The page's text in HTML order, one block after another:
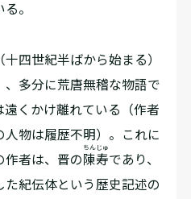
。
四世紀半ばから始まる）
多分に荒唐無稽な物語で
くかけ離れている（作者
人物は履歴不明）。これに
作者は、晋の陳寿
ちんじゅ
であり、
た紀伝体という歴史記述の